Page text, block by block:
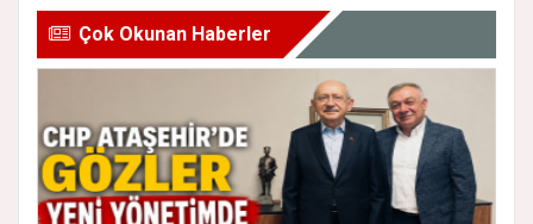
Çok Okunan Haberler